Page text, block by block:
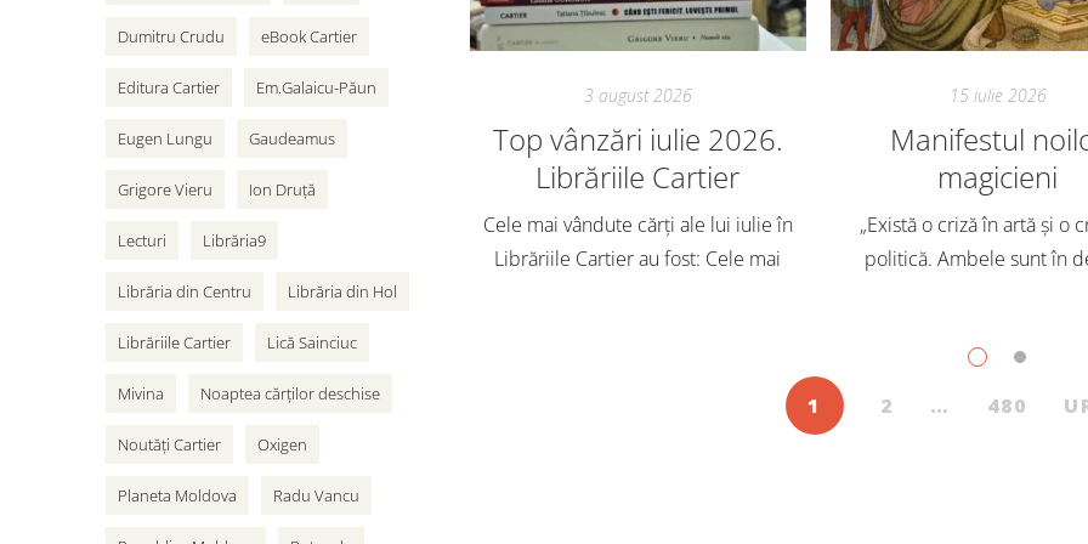
3 august 2026
Top vânzări iulie 2026.
Librăriile Cartier
Cele mai vândute cărți ale lui iulie în
Librăriile Cartier au fost: Cele mai
15 iulie 2026
Manifestul
magicieni
„Există o criză în artă și o
politică. Ambele sunt în
Situația poate fi salvată
1 2 … 480
Dumitru Crudu eBook Cartier
Editura Cartier Em.Galaicu-Păun
Eugen Lungu Gaudeamus
Grigore Vieru Ion Druță
Lecturi Librăria9
Librăria din Centru Librăria din Hol
Librăriile Cartier Lică Sainciuc
Mivina Noaptea cărților deschise
Noutăți Cartier Oxigen
Planeta Moldova Radu Vancu